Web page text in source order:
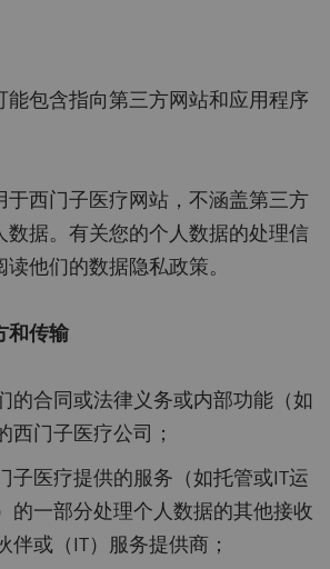
能包含指向第三方网站和应用程序
于西门子医疗网站，不涵盖第三方
数据。有关您的个人数据的处理信
他们的数据隐私政策。
和传输
的合同或法律义务或内部功能（如
西门子医疗公司；
子医疗提供的服务（如托管或IT运
的一部分处理个人数据的其他接收
伴或（IT）服务提供商；